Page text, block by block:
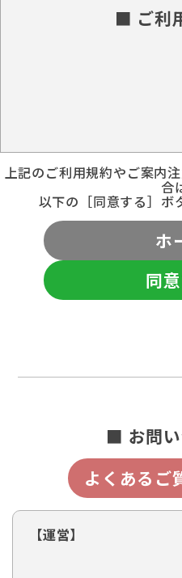
■ ご利
上記のご利用規約やご案内
合
以下の［同意する］ボ
ホ
同
■ お問
よくあるご
【運営】